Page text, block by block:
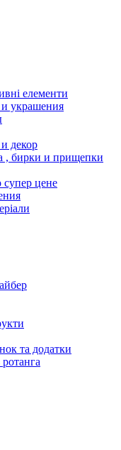
елементи
украшения
декор
, бирки и прищепки
цене
та додатки